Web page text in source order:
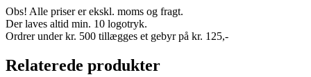
Obs! Alle priser er ekskl. moms og fragt.
Der laves altid min. 10 logotryk.
Ordrer under kr. 500 tillægges et gebyr på kr. 125,-
Relaterede produkter